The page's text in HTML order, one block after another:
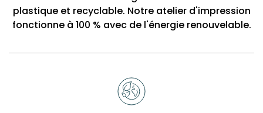
plastique et recyclable. Notre atelier d'impression
fonctionne à 100 % avec de l'énergie renouvelable.